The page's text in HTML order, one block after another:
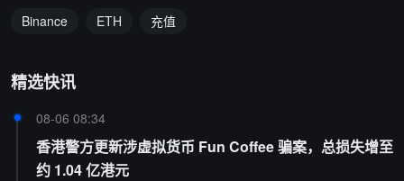
Binance ETH 充值
精选快讯
08-06 08:34
香港警方更新涉虚拟货币 Fun Coffee 骗案，总损失增至
约 1.04 亿港元